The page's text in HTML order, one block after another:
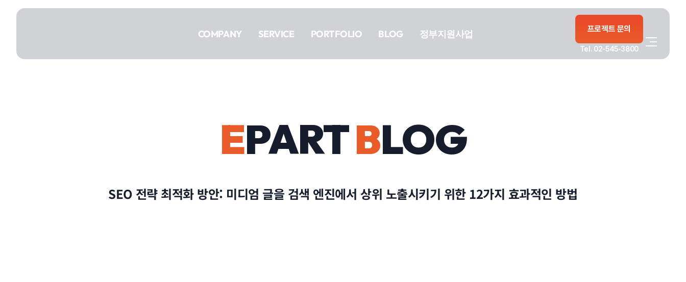
건너뛰기
COMPANY SERVICE PORTFOLIO BLOG 정부지원사업 프로젝트 문의
Tel. 02-545-3800
PORTFOLIO
EPARTBLOG
SEO 전략 최적화 방안: 미디엄 글을 검색 엔진에서 상위 노출시키기 위한 12가지 효과적인 방법